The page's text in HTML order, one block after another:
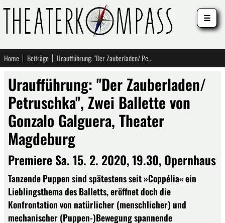
Home Beiträge Uraufführung: "Der Zauberladen/ Petruschka", Zwei Ballette von Gonzalo Galguera, Theater Magdeburg
Uraufführung: "Der Zauberladen/
Petruschka", Zwei Ballette von
Gonzalo Galguera, Theater
Magdeburg
Premiere Sa. 15. 2. 2020, 19.30, Opernhaus
Tanzende Puppen sind spätestens seit »Coppélia« ein
Lieblingsthema des Balletts, eröffnet doch die
Konfrontation von natürlicher (menschlicher) und
mechanischer (Puppen-)Bewegung spannende
☰